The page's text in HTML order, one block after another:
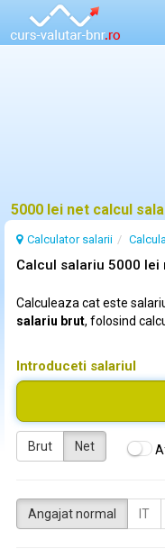
5000 lei net calcul
Calculator salarii
Calcul salariu 5000 lei
Calculeaza cat este
salariu brut, folosind
Introduceti salariul
Brut Net
Angajat normal IT